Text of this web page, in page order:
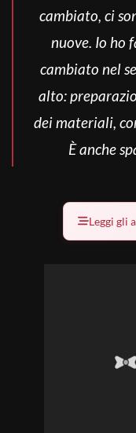
cambiato, ci
nuove. Io ho
cambiato nel
alto:
dei materiali,
È anche
Leggi gli